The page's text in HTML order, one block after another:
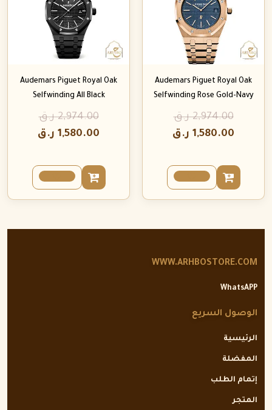
Audemars Piguet Royal Oak
Selfwinding Rose Gold-Navy
2,974.00 ر.ق
1,580.00 ر.ق
Audemars Piguet Royal Oak
Selfwinding All Black
2,974.00 ر.ق
1,580.00 ر.ق
WWW.ARHBOSTORE.COM
WhatsAPP
الوصول السريع
الرئيسية
المفضلة
إتمام الطلب
المتجر